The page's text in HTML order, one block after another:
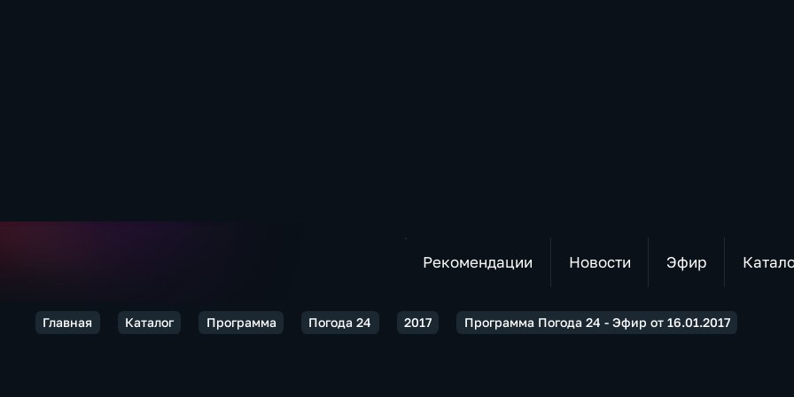
Рекомендации Новости Эфир
Главная Каталог Программа Погода 24 2017 Программа Погода 24 - Эфир от 16.01.2017